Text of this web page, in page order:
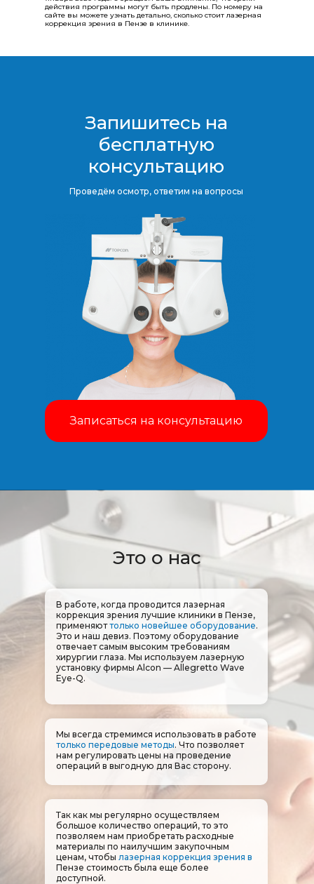
действия программы могут быть продлены.​​​​​​​ По номеру на
сайте вы можете узнать детально, сколько стоит лазерная
коррекция зрения в Пензе в клинике.
Запишитесь на
бесплатную
консультацию​​​​​​​
Записаться на консультацию
Проведём осмотр, ответим на вопросы
Это о нас
В работе, когда проводится лазерная
коррекция зрения лучшие клиники в Пензе,
применяюттолько новейшее оборудование.
Это и наш девиз. Поэтому оборудование
отвечает самым высоким требованиям
хирургии глаза. Мы используем лазерную
установку фирмы Alcon — Allegretto Wave
Eye-Q.
Мы всегда стремимся использовать в работе
только передовые методы. Что позволяет
нам регулировать цены на проведение
операций в выгодную для Вас сторону.
Так как мы регулярно осуществляем
большое количество операций, то это
позволяем нам приобретать расходные
материалы по наилучшим закупочным
ценам, чтобы лазерная коррекция зрения в
Пензе​​​​​​​ стоимость была еще более
доступной.